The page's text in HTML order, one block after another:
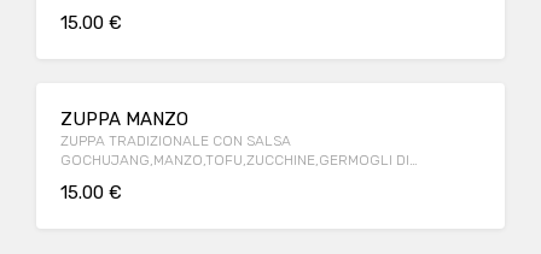
15.00 €
ZUPPA MANZO
ZUPPA TRADIZIONALE CON SALSA
GOCHUJANG,MANZO,TOFU,ZUCCHINE,GERMOGLI DI
15.00 €